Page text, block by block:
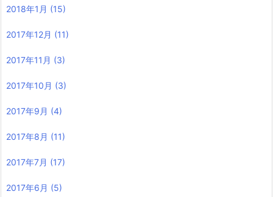
2018年1月 (15)
2017年12月 (11)
2017年11月 (3)
2017年10月 (3)
2017年9月 (4)
2017年8月 (11)
2017年7月 (17)
2017年6月 (5)